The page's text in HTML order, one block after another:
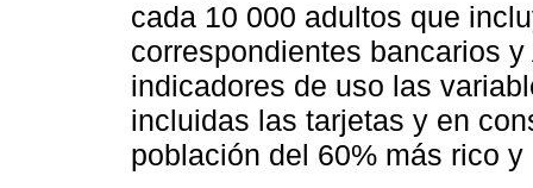
cada 10 000 adultos que
correspondientes bancarios
indicadores de uso las
incluidas las tarjetas y en
población del 60% más rico